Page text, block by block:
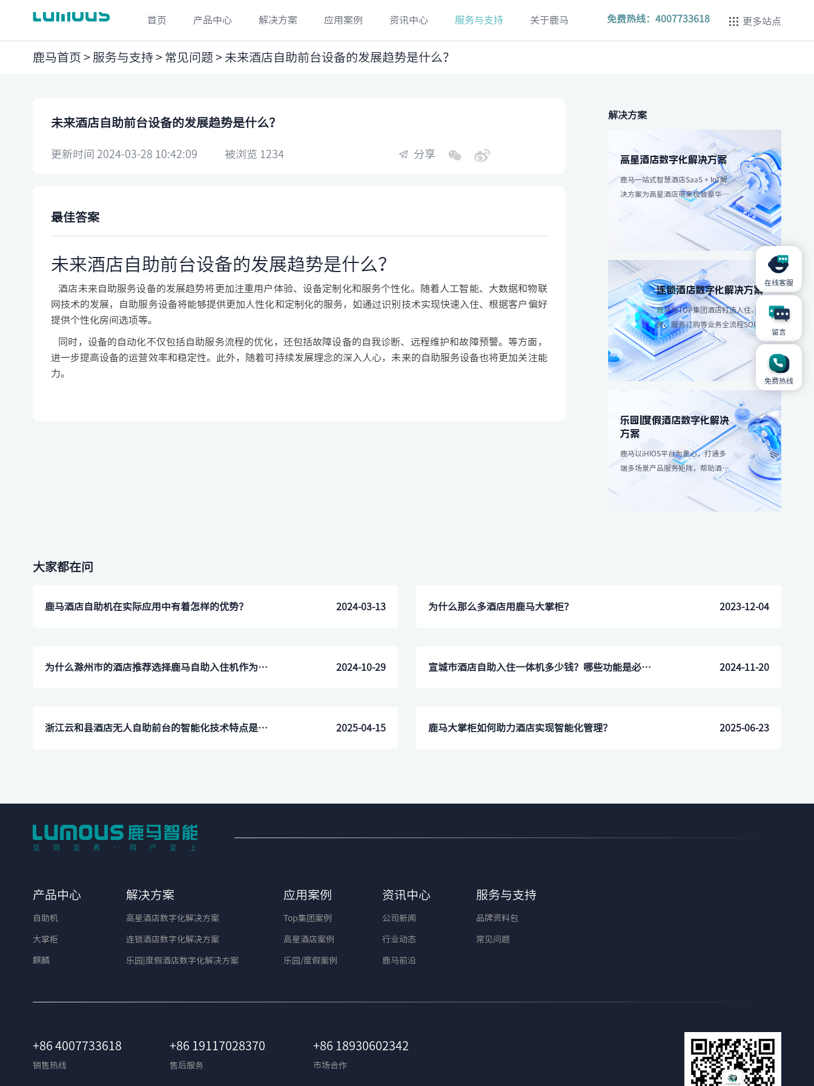
首页 产品中心 解决方案 应用案例 资讯中心 服务与支持 关于鹿马 免费热线：4007733618 更多站点
鹿马首页 > 服务与支持 > 常见问题 > ​未来酒店自助前台设备的发展趋势是什么？
​未来酒店自助前台设备的发展趋势是什么？
更新时间 2024-03-28 10:42:09 被浏览 1234 分享
最佳答案
未来酒店自助前台设备的发展趋势是什么？
酒店未来自助服务设备的发展趋势将更加注重用户体验、设备定制化和服务个性化。随着人工智能、大数据和物联
网技术的发展，自助服务设备将能够提供更加人性化和定制化的服务，如通过识别技术实现快速入住、根据客户偏好
提供个性化房间选项等。
同时，设备的自动化不仅包括自助服务流程的优化，还包括故障设备的自我诊断、远程维护和故障预警。等方面，
进一步提高设备的运营效率和稳定性。此外，随着可持续发展理念的深入人心，未来的自助服务设备也将更加关注能
力。
解决方案
高星酒店数字化解决方案
鹿马一站式智慧酒店SaaS + IoT解
决方案为高星酒店带来极致豪华体
验，强调个性化服务和高效服务流
连锁酒店数字化解决方案
鹿马为TOP集团酒店打造入住、退
房、服务订购等业务全流程SOP解
决方案，简化操作流程、减少人工
成本。
乐园|度假酒店数字化解决
方案
鹿马以iHIOS平台为重心，打通多
端多场景产品服务矩阵，帮助酒店
减轻高峰团客分流，带来更愉悦服
大家都在问
​鹿马酒店自助机在实际应用中有着怎样的优势？ 2024-03-13 为什么那么多酒店用鹿马大掌柜？ 2023-12-04
为什么滁州市的酒店推荐选择鹿马自助入住机作为前台替代？ 2024-10-29 ​宣城市酒店自助入住一体机多少钱？哪些功能是必备的？ 2024-11-20
浙江云和县酒店无人自助前台的智能化技术特点是什么？ 2025-04-15 鹿马大掌柜如何助力酒店实现智能化管理？ 2025-06-23
产品中心
自助机
大掌柜
麒麟
解决方案
高星酒店数字化解决方案
连锁酒店数字化解决方案
乐园|度假酒店数字化解决方案
应用案例
Top集团案例
高星酒店案例
乐园/度假案例
资讯中心
公司新闻
行业动态
鹿马前沿
服务与支持
品牌资料包
常见问题
+86 4007733618
销售热线
+86 19117028370
售后服务
+86 18930602342
市场合作
在线客服
留言
免费热线